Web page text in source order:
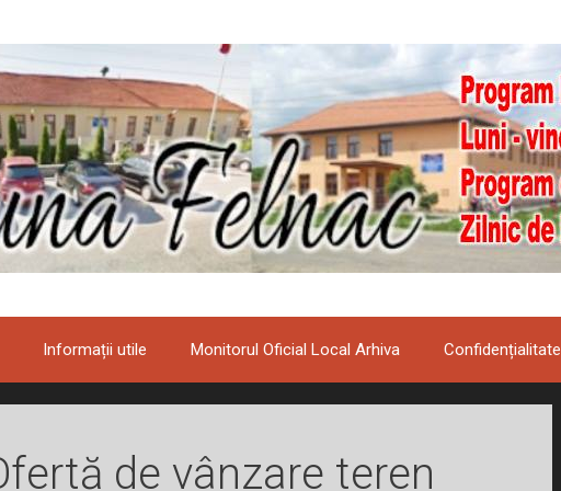
Informații utile Monitorul Oficial Local Arhiva Confidențialitate
de vânzare teren